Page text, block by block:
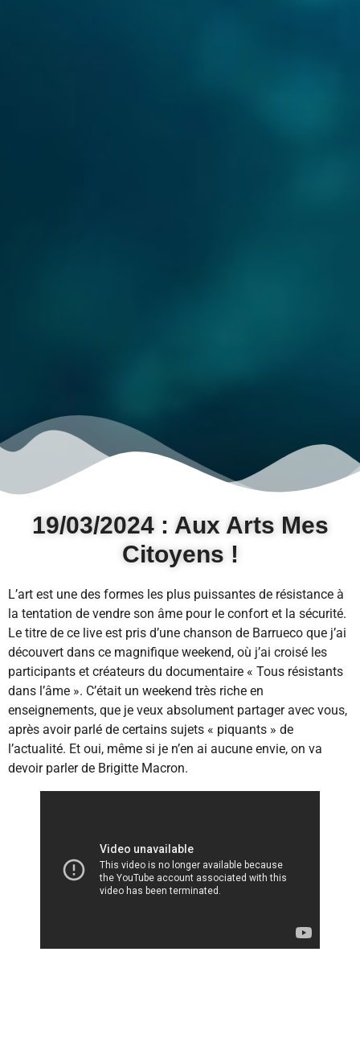
19/03/2024 : Aux Arts Mes
Citoyens !
L’art est une des formes les plus puissantes de résistance à
la tentation de vendre son âme pour le confort et la sécurité.
Le titre de ce live est pris d’une chanson de Barrueco que j’ai
découvert dans ce magnifique weekend, où j’ai croisé les
participants et créateurs du documentaire « Tous résistants
dans l’âme ». C’était un weekend très riche en
enseignements, que je veux absolument partager avec vous,
après avoir parlé de certains sujets « piquants » de
l’actualité. Et oui, même si je n’en ai aucune envie, on va
devoir parler de Brigitte Macron.